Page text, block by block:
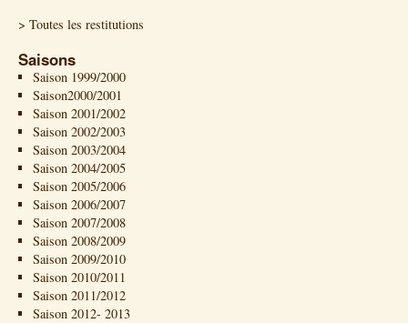
> Toutes les restitutions
Saisons
Saison 1999/2000
Saison2000/2001
Saison 2001/2002
Saison 2002/2003
Saison 2003/2004
Saison 2004/2005
Saison 2005/2006
Saison 2006/2007
Saison 2007/2008
Saison 2008/2009
Saison 2009/2010
Saison 2010/2011
Saison 2011/2012
Saison 2012- 2013